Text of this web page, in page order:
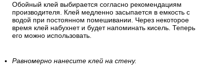
Обойный клей выбирается согласно рекомендациям
производителя. Клей медленно засыпается в емкость с
водой при постоянном помешивании. Через некоторое
время клей набухнет и будет напоминать кисель. Теперь
его можно использовать.
Равномерно нанесите клей на стену.